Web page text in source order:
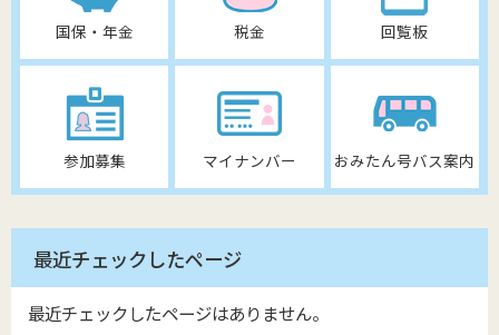
国保・年金 税金 回覧板
参加募集 マイナンバー おみたん号バス案内
最近チェックしたページ
最近チェックしたページはありません。